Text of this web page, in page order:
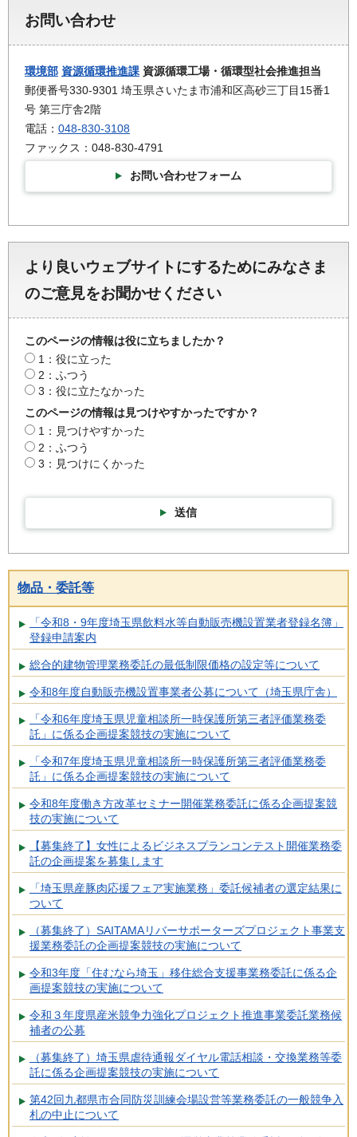
お問い合わせ
環境部 資源循環推進課 資源循環工場・循環型社会推進担当
郵便番号330-9301 埼玉県さいたま市浦和区高砂三丁目15番1
号 第三庁舎2階
電話： 048-830-3108
ファックス：048-830-4791
お問い合わせフォーム
より良いウェブサイトにするためにみなさま
のご意見をお聞かせください
このページの情報は役に立ちましたか？
1：役に立った
2：ふつう
3：役に立たなかった
このページの情報は見つけやすかったですか？
1：見つけやすかった
2：ふつう
3：見つけにくかった
送信
物品・委託等
「令和8・9年度埼玉県飲料水等自動販売機設置業者登録名簿」
登録申請案内
総合的建物管理業務委託の最低制限価格の設定等について
令和8年度自動販売機設置事業者公募について（埼玉県庁舎）
「令和6年度埼玉県児童相談所一時保護所第三者評価業務委
託」に係る企画提案競技の実施について
「令和7年度埼玉県児童相談所一時保護所第三者評価業務委
託」に係る企画提案競技の実施について
令和8年度働き方改革セミナー開催業務委託に係る企画提案競
技の実施について
【募集終了】女性によるビジネスプランコンテスト開催業務委
託の企画提案を募集します
「埼玉県産豚肉応援フェア実施業務」委託候補者の選定結果に
ついて
（募集終了）SAITAMAリバーサポーターズプロジェクト事業支
援業務委託の企画提案競技の実施について
令和3年度「住むなら埼玉」移住総合支援事業務委託に係る企
画提案競技の実施について
令和３年度県産米競争力強化プロジェクト推進事業委託業務候
補者の公募
（募集終了）埼玉県虐待通報ダイヤル電話相談・交換業務等委
託に係る企画提案競技の実施について
第42回九都県市合同防災訓練会場設営等業務委託の一般競争入
札の中止について